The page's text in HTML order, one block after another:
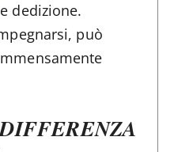
dedizione.
può